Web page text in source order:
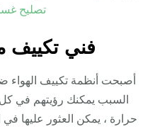
تصليح
فني تكييف
أصبحت أنظمة تكييف الهواء
السبب يمكنك رؤيتهم في كل
حرارة ، يمكن العثور عليها